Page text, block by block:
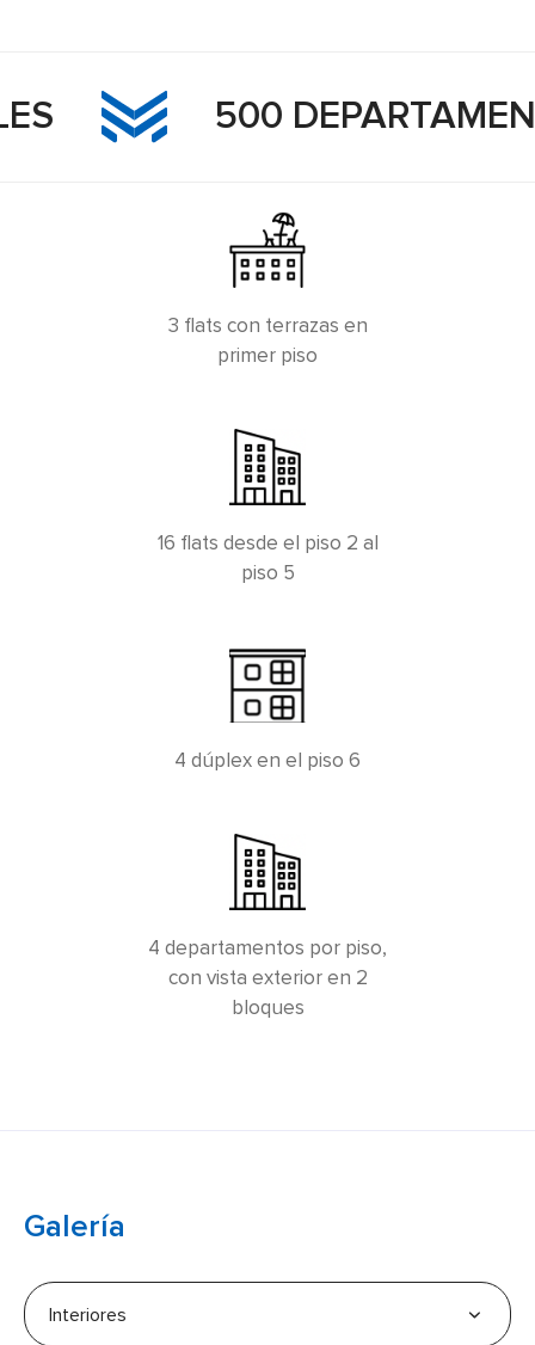
Santorini
Santiago de Surco-Chacarilla
23 departamentos
500
3 flats con terrazas en
primer piso
16 flats desde el piso 2 al
piso 5
4 dúplex en el piso 6
4 departamentos por piso,
con vista exterior en 2
bloques
Galería
Interiores